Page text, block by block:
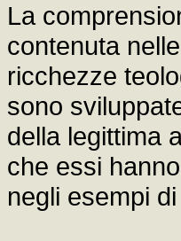
La
contenuta
ricchezze
sono
della legittima
che essi
negli esempi